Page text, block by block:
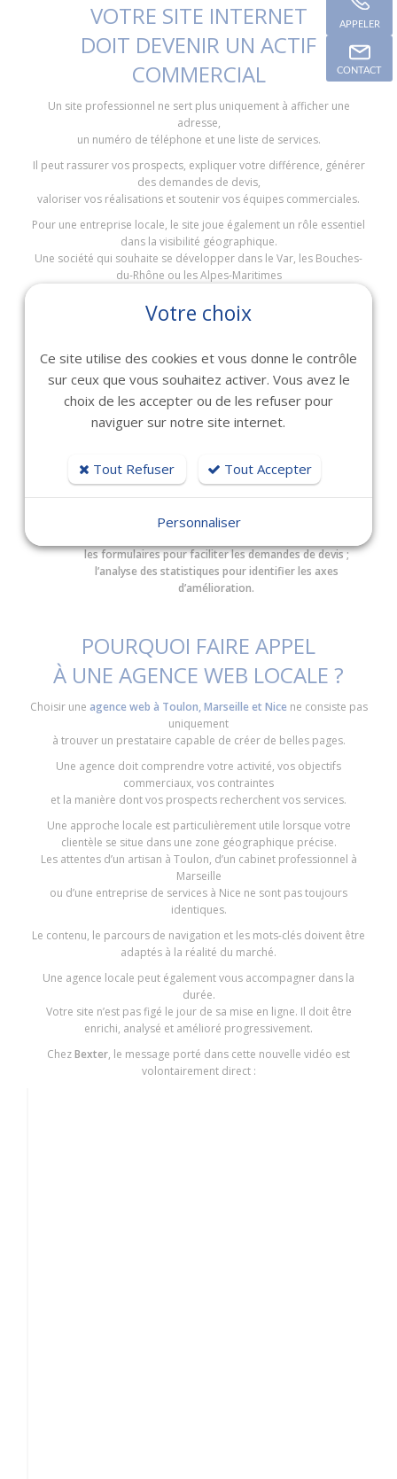
VOTRE SITE INTERNET
DOIT DEVENIR UN ACTIF
COMMERCIAL
Un site professionnel ne sert plus uniquement à afficher une
adresse,
un numéro de téléphone et une liste de services.
Il peut rassurer vos prospects, expliquer votre différence, générer
des demandes de devis,
valoriser vos réalisations et soutenir vos équipes commerciales.
Pour une entreprise locale, le site joue également un rôle essentiel
dans la visibilité géographique.
Une société qui souhaite se développer dans le Var, les Bouches-
du-Rhône ou les Alpes-Maritimes
doit pouvoir créer des contenus pertinents et structurés en fonction
des recherches de ses futurs clients.
communication digitale à Toulon, Marseille et Nice
ne pas considérer le site comme une dépense isolée, mais comme
le socle d’une stratégie globale.
Votre site internet peut être connecté à plusieurs leviers
complémentaires :
visibilité ;
la publicité en ligne pour générer des contacts ciblés ;
les actualités pour montrer le dynamisme de l’entreprise ;
les formulaires pour faciliter les demandes de devis ;
l’analyse des statistiques pour identifier les axes
d’amélioration.
POURQUOI FAIRE APPEL
À UNE AGENCE WEB LOCALE ?
Choisir une agence web à Toulon, Marseille et Nice ne consiste pas
uniquement
à trouver un prestataire capable de créer de belles pages.
Une agence doit comprendre votre activité, vos objectifs
commerciaux, vos contraintes
et la manière dont vos prospects recherchent vos services.
Une approche locale est particulièrement utile lorsque votre
clientèle se situe dans une zone géographique précise.
Les attentes d’un artisan à Toulon, d’un cabinet professionnel à
Marseille
ou d’une entreprise de services à Nice ne sont pas toujours
identiques.
Le contenu, le parcours de navigation et les mots-clés doivent être
adaptés à la réalité du marché.
Une agence locale peut également vous accompagner dans la
durée.
Votre site n’est pas figé le jour de sa mise en ligne. Il doit être
enrichi, analysé et amélioré progressivement.
ChezBexter, le message porté dans cette nouvelle vidéo est
volontairement direct :
APPELER
CONTACT
Votre choix
Ce site utilise des cookies et vous donne le contrôle
sur ceux que vous souhaitez activer. Vous avez le
choix de les accepter ou de les refuser pour
naviguer sur notre site internet.
Tout Refuser Tout Accepter
Personnaliser